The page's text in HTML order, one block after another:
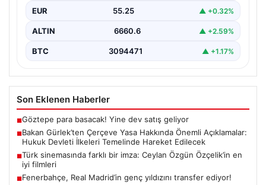
Adalet Bakanı Akın Gürlek, terörle mücadelede yeni bir
dönemi başlatacak çerçeve yasanın yürürlüğe
girmesiyle…
EUR 55.25 ▲ +0.32%
ALTIN 6660.6 ▲ +2.59%
BTC 3094471 ▲ +1.17%
Son Eklenen Haberler
■Göztepe para basacak! Yine dev satış geliyor
■Bakan Gürlek’ten Çerçeve Yasa Hakkında Önemli Açıklamalar:
Hukuk Devleti İlkeleri Temelinde Hareket Edilecek
■Türk sinemasında farklı bir imza: Ceylan Özgün Özçelik’in en
iyi filmleri
■Fenerbahçe, Real Madrid’in genç yıldızını transfer ediyor!